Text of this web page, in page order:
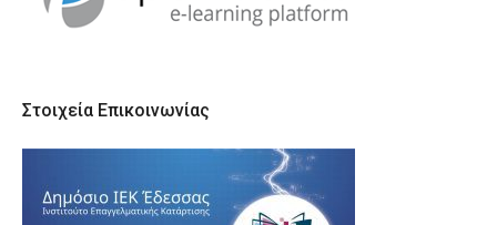
Στοιχεία Επικοινωνίας